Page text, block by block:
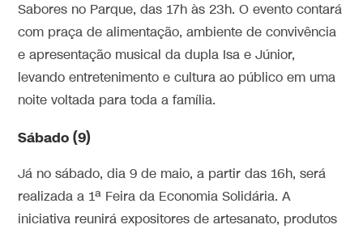
Sabores no Parque, das 17h às 23h. O evento contará
com praça de alimentação, ambiente de convivência
e apresentação musical da dupla Isa e Júnior,
levando entretenimento e cultura ao público em uma
noite voltada para toda a família.
Sábado (9)
Já no sábado, dia 9 de maio, a partir das 16h, será
realizada a 1ª Feira da Economia Solidária. A
iniciativa reunirá expositores de artesanato, produtos